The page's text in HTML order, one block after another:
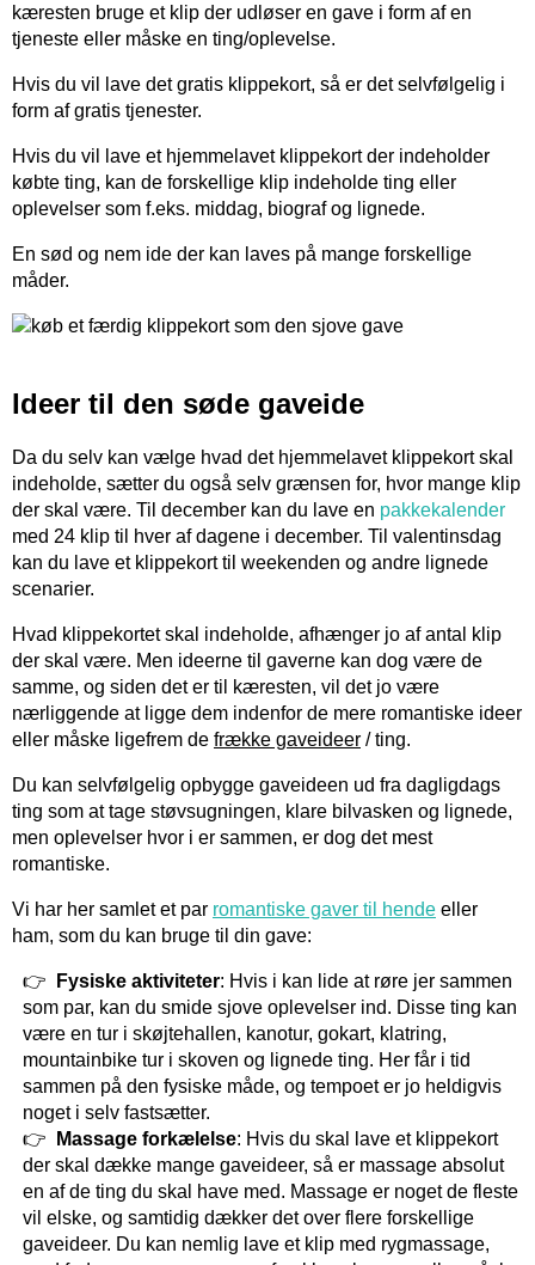
kæresten bruge et klip der udløser en gave i form af en
tjeneste eller måske en ting/oplevelse.
Hvis du vil lave det gratis klippekort, så er det selvfølgelig i
form af gratis tjenester.
Hvis du vil lave et hjemmelavet klippekort der indeholder
købte ting, kan de forskellige klip indeholde ting eller
oplevelser som f.eks. middag, biograf og lignede.
En sød og nem ide der kan laves på mange forskellige
måder.
Ideer til den søde gaveide
Da du selv kan vælge hvad det hjemmelavet klippekort skal
indeholde, sætter du også selv grænsen for, hvor mange klip
der skal være. Til december kan du lave en pakkekalender
med 24 klip til hver af dagene i december. Til valentinsdag
kan du lave et klippekort til weekenden og andre lignede
scenarier.
Hvad klippekortet skal indeholde, afhænger jo af antal klip
der skal være. Men ideerne til gaverne kan dog være de
samme, og siden det er til kæresten, vil det jo være
nærliggende at ligge dem indenfor de mere romantiske ideer
eller måske ligefrem de frække gaveideer / ting.
Du kan selvfølgelig opbygge gaveideen ud fra dagligdags
ting som at tage støvsugningen, klare bilvasken og lignede,
men oplevelser hvor i er sammen, er dog det mest
romantiske.
Vi har her samlet et par romantiske gaver til hende eller
ham, som du kan bruge til din gave:
Fysiske aktiviteter: Hvis i kan lide at røre jer sammen
som par, kan du smide sjove oplevelser ind. Disse ting kan
være en tur i skøjtehallen, kanotur, gokart, klatring,
mountainbike tur i skoven og lignede ting. Her får i tid
sammen på den fysiske måde, og tempoet er jo heldigvis
noget i selv fastsætter.
Massage forkælelse: Hvis du skal lave et klippekort
der skal dække mange gaveideer, så er massage absolut
en af de ting du skal have med. Massage er noget de fleste
vil elske, og samtidig dækker det over flere forskellige
gaveideer. Du kan nemlig lave et klip med rygmassage,